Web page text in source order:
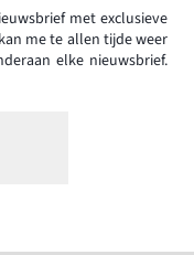
met exclusieve
me te allen tijde weer
elke nieuwsbrief.